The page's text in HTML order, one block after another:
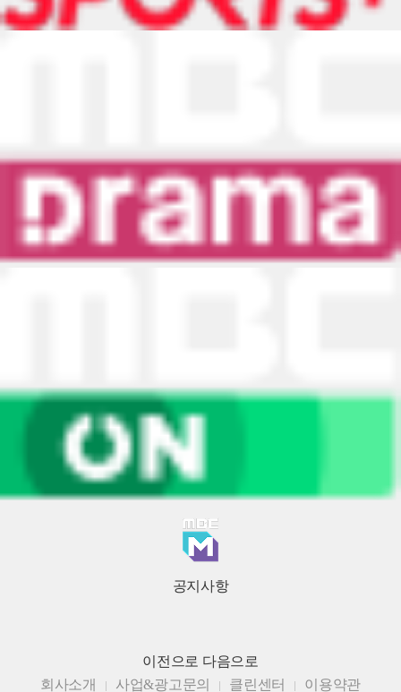
공지사항
이전으로 다음으로
회사소개
사업&광고문의 클린센터 이용약관